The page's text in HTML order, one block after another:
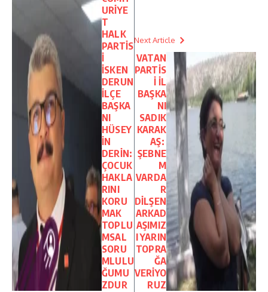
URİYE
T
HALK
PARTİS
İ
İSKEN
DERUN
İLÇE
BAŞKA
NI
HÜSEY
İN
DERİN:
ÇOCUK
HAKLA
RINI
KORU
MAK
TOPLU
MSAL
SORU
MLULU
ĞUMU
ZDUR
Next Article
VATAN
PARTİS
İ İL
BAŞKA
NI
SADIK
KARAK
AŞ:
ŞEBNE
M
VARDA
R
DİLŞEN
ARKAD
AŞIMIZ
I YARIN
TOPRA
ĞA
VERİYO
RUZ